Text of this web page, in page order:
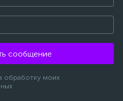
сообщение
обработку моих